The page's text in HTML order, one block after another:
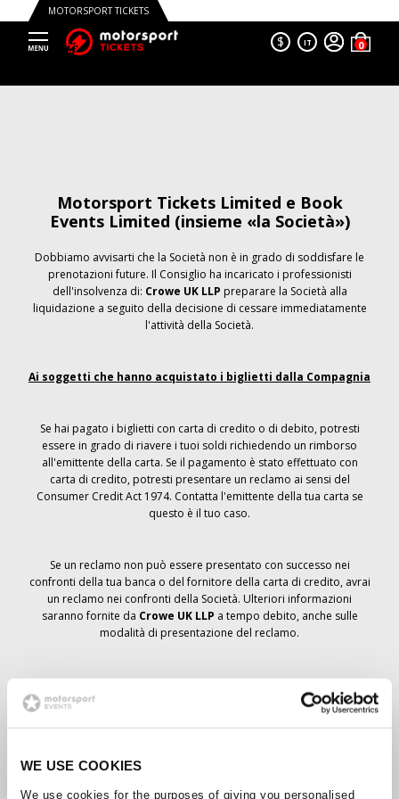
WE USE COOKIES
We use cookies for the purposes of giving you personalised
MOTORSPORT TICKETS
$ IT
Motorsport Tickets Limited e Book
Events Limited (insieme «la Società»)
Dobbiamo avvisarti che la Società non è in grado di soddisfare le
prenotazioni future. Il Consiglio ha incaricato i professionisti
dell'insolvenza di: Crowe UK LLP preparare la Società alla
liquidazione a seguito della decisione di cessare immediatamente
l'attività della Società.
Ai soggetti che hanno acquistato i biglietti dalla Compagnia
Se hai pagato i biglietti con carta di credito o di debito, potresti
essere in grado di riavere i tuoi soldi richiedendo un rimborso
all'emittente della carta. Se il pagamento è stato effettuato con
carta di credito, potresti presentare un reclamo ai sensi del
Consumer Credit Act 1974. Contatta l'emittente della tua carta se
questo è il tuo caso.
Se un reclamo non può essere presentato con successo nei
confronti della tua banca o del fornitore della carta di credito, avrai
un reclamo nei confronti della Società. Ulteriori informazioni
saranno fornite da Crowe UK LLP a tempo debito, anche sulle
modalità di presentazione del reclamo.
del biglietto, la prenotazione non è stata cancellata e si prevede
che riceverai i biglietti ordinati a tempo debito. La direzione della